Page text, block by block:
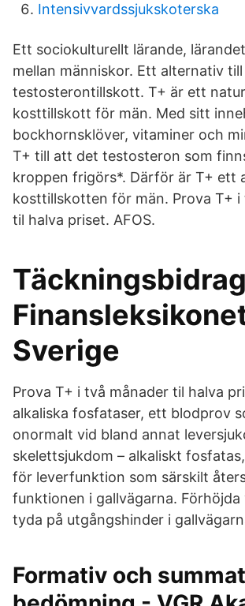
Intensivvardssjukskoterska
Ett sociokulturellt lärande,
mellan människor. Ett alternativ till
testosterontillskott. T+ är ett
kosttillskott för män. Med sitt
bockhornsklöver, vitaminer och
T+ till att det testosteron som
kroppen frigörs*. Därför är T+ ett
kosttillskotten för män. Prova T+ i
til halva priset. AFOS.
Sverige
Prova T+ i två månader til halva
alkaliska fosfataser, ett blodprov
onormalt vid bland annat
skelettsjukdom – alkaliskt
för leverfunktion som särskilt
funktionen i gallvägarna. Förhöjda
tyda på utgångshinder i
Formativ och